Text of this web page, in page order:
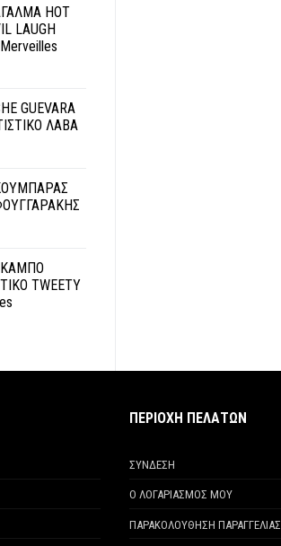
HOT
LAUGH
GUEVARA
ΛΑΒΑ
TWEETY
ΠΕΡΙΟΧΗ ΠΕΛΑΤΩΝ
ΣΥΝΔΕΣΗ
Ο ΛΟΓΑΡΙΑΣΜΟΣ ΜΟΥ
ΠΑΡΑΚΟΛΟΥΘΗΣΗ ΠΑΡΑΓΓΕΛΙΑΣ